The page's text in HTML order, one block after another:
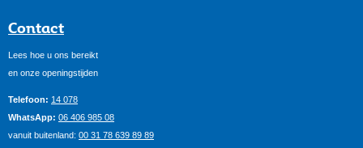
Contact
Lees hoe u ons bereikt
en onze openingstijden
Telefoon: 14 078
WhatsApp: 06 406 985 08
vanuit buitenland: 00 31 78 639 89 89